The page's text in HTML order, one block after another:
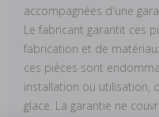
accompagnées d'une
Le fabricant garantit ces
fabrication et de
ces pièces sont
installation ou utilisation,
glace. La garantie ne